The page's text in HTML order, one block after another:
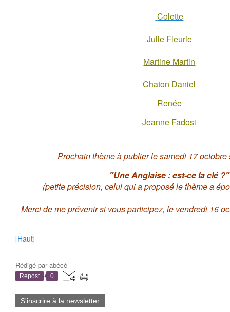
Colette
Julie Fleurie
Martine Martin
Chaton Daniel
Renée
Jeanne Fadosi
Prochain thème à publier le samedi 17 octobre
"Une Anglaise : est-ce la clé ?"
(petite précision, celui qui a proposé le thème a
Merci de me prévenir si vous participez, le vendredi 16
[Haut]
Rédigé parabécé
Repost 0
S'inscrire à la newsletter